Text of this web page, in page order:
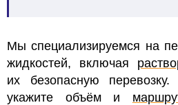
Мы специализируемся на
жидкостей, включая
их безопасную
укажите объём и